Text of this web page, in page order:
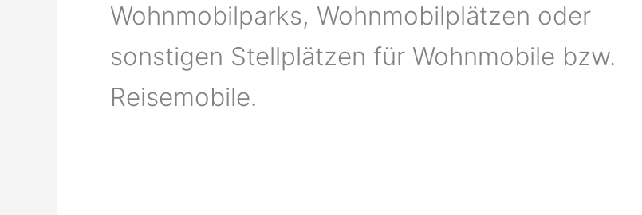
Wohnmobilparks, Wohnmobilplätzen oder
sonstigen Stellplätzen für Wohnmobile bzw.
Reisemobile.